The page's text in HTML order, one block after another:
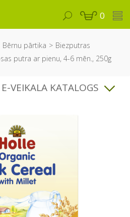
0
Bērnu pārtika
Biezputras
putra ar pienu, 4-6 mēn., 250g
E-VEIKALA KATALOGS